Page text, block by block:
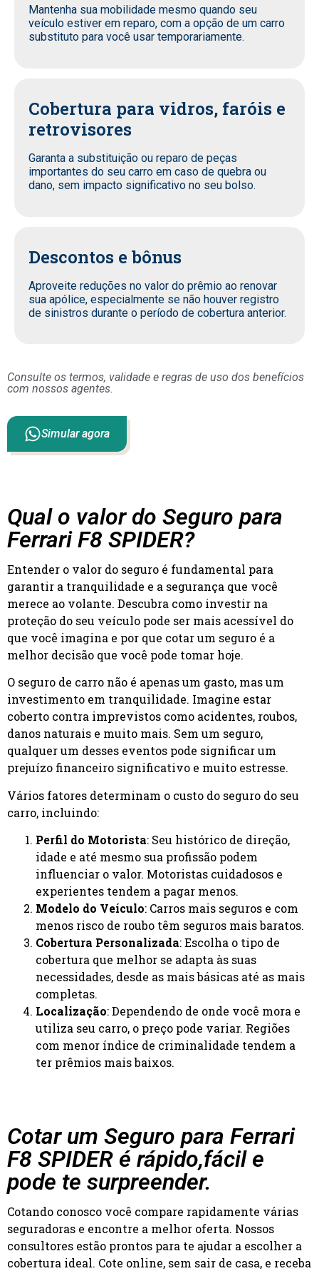
Mantenha sua mobilidade mesmo quando seu
veículo estiver em reparo, com a opção de um carro
substituto para você usar temporariamente.
Cobertura para vidros, faróis e
retrovisores
Garanta a substituição ou reparo de peças
importantes do seu carro em caso de quebra ou
dano, sem impacto significativo no seu bolso.
Descontos e bônus
Aproveite reduções no valor do prêmio ao renovar
sua apólice, especialmente se não houver registro
de sinistros durante o período de cobertura anterior.
Consulte os termos, validade e regras de uso dos benefícios
com nossos agentes.
Simular agora
Qual o valor do Seguro para
Ferrari F8 SPIDER?
Entender o valor do seguro é fundamental para
garantir a tranquilidade e a segurança que você
merece ao volante. Descubra como investir na
proteção do seu veículo pode ser mais acessível do
que você imagina e por que cotar um seguro é a
melhor decisão que você pode tomar hoje.
O seguro de carro não é apenas um gasto, mas um
investimento em tranquilidade. Imagine estar
coberto contra imprevistos como acidentes, roubos,
danos naturais e muito mais. Sem um seguro,
qualquer um desses eventos pode significar um
prejuízo financeiro significativo e muito estresse.
Vários fatores determinam o custo do seguro do seu
carro, incluindo:
Perfil do Motorista: Seu histórico de direção,
idade e até mesmo sua profissão podem
influenciar o valor. Motoristas cuidadosos e
experientes tendem a pagar menos.
Modelo do Veículo: Carros mais seguros e com
menos risco de roubo têm seguros mais baratos.
Cobertura Personalizada: Escolha o tipo de
cobertura que melhor se adapta às suas
necessidades, desde as mais básicas até as mais
completas.
Localização: Dependendo de onde você mora e
utiliza seu carro, o preço pode variar. Regiões
com menor índice de criminalidade tendem a
ter prêmios mais baixos.
Cotar um Seguro para Ferrari
F8 SPIDER é rápido,fácil e
pode te surpreender.
Cotando conosco você compare rapidamente várias
seguradoras e encontre a melhor oferta. Nossos
consultores estão prontos para te ajudar a escolher a
cobertura ideal. Cote online, sem sair de casa, e receba